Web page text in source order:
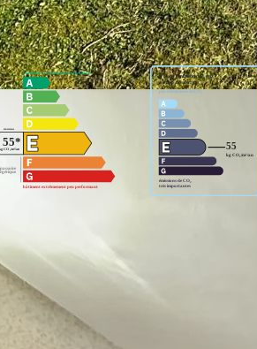
d'énergie pour un usage standard entre